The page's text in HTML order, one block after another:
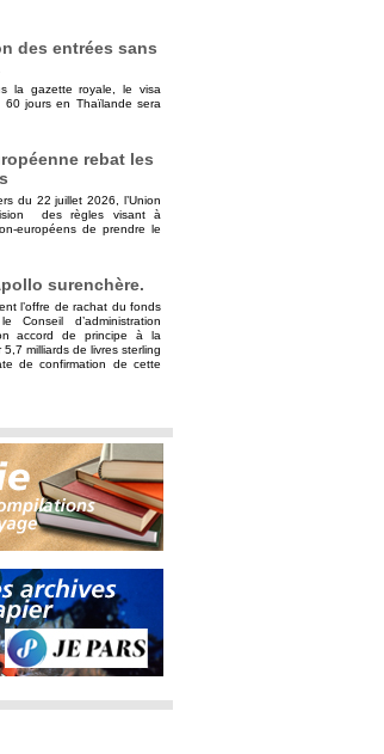
des entrées sans
la gazette royale, le visa
jours en Thaïlande sera
rebat les
du 22 juillet 2026, l’Union
des règles visant à
européens de prendre le
surenchère.
l’offre de rachat du fonds
Conseil d’administration
accord de principe à la
milliards de livres sterling
de confirmation de cette